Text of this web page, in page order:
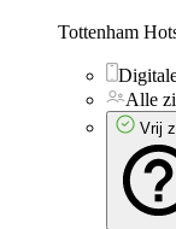
Tottenham
Alle
Vrij